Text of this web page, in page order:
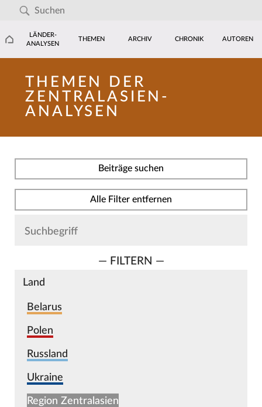
LÄNDER-
ANALYSEN
THEMEN ARCHIV CHRONIK AUTOREN
THEMEN DER
ZENTRALASIEN-
ANALYSEN
Beiträge suchen
Alle Filter entfernen
— FILTERN —
Land
Belarus
Polen
Russland
Ukraine
Region Zentralasien